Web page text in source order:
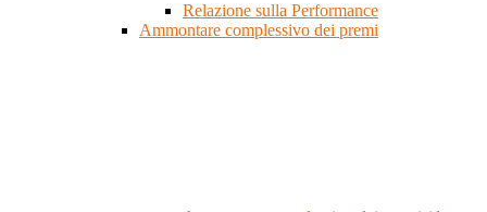
Relazione sulla Performance
Ammontare complessivo dei premi